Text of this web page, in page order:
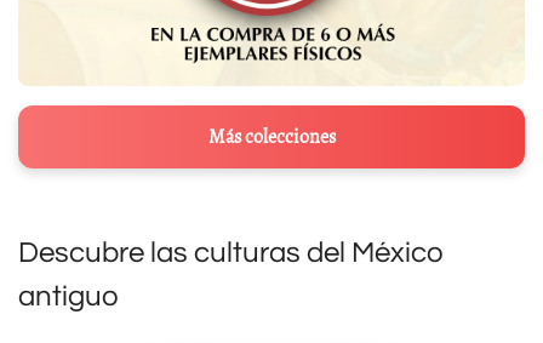
Más colecciones
Descubre las culturas del México
antiguo